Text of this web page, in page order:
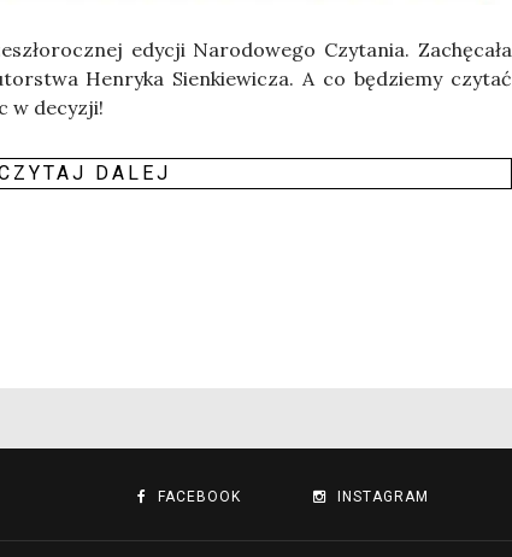
edy­cji Naro­do­we­go Czy­ta­nia. Zachę­ca­ła
Hen­ry­ka Sien­kie­wi­cza. A co będzie­my czy­tać
w decyzji!
DALEJ
FACEBOOK INSTAGRAM